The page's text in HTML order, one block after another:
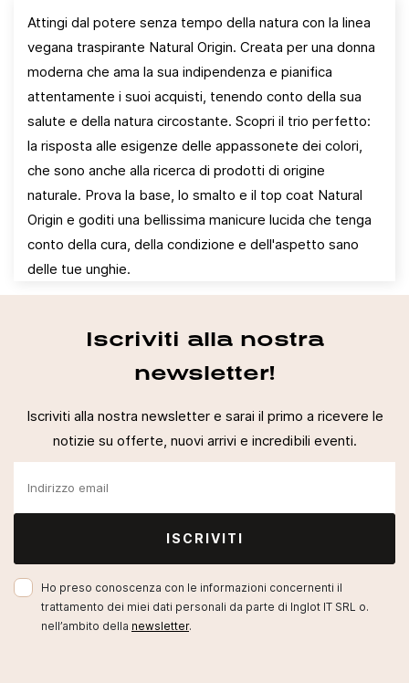
Attingi dal potere senza tempo della natura con la linea
vegana traspirante Natural Origin. Creata per una donna
moderna che ama la sua indipendenza e pianifica
attentamente i suoi acquisti, tenendo conto della sua
salute e della natura circostante. Scopri il trio perfetto:
la risposta alle esigenze delle appassonete dei colori,
che sono anche alla ricerca di prodotti di origine
naturale. Prova la base, lo smalto e il top coat Natural
Origin e goditi una bellissima manicure lucida che tenga
conto della cura, della condizione e dell'aspetto sano
delle tue unghie.
Iscriviti alla nostra
newsletter!
Iscriviti alla nostra newsletter e sarai il primo a ricevere le
notizie su offerte, nuovi arrivi e incredibili eventi.
ISCRIVITI
Ho preso conoscenza con le informazioni concernenti il
trattamento dei miei dati personali da parte di Inglot IT SRL o.
nell’ambito della newsletter.
Accedi
Devi essere loggato per salvare prodotti nella tua
Annulla